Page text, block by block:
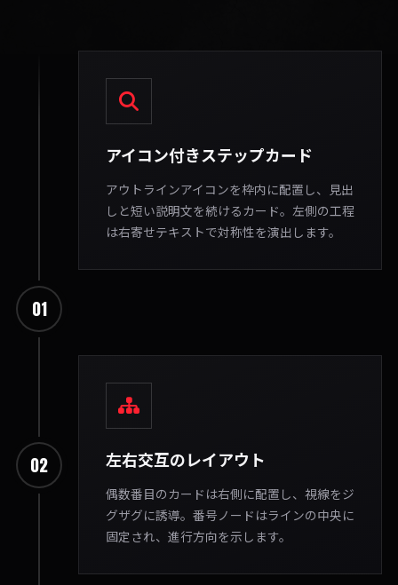
アイコン付きステップカード
アウトラインアイコンを枠内に配置し、見出
しと短い説明文を続けるカード。左側の工程
は右寄せテキストで対称性を演出します。
01
02 左右交互のレイアウト
偶数番目のカードは右側に配置し、視線をジ
グザグに誘導。番号ノードはラインの中央に
固定され、進行方向を示します。